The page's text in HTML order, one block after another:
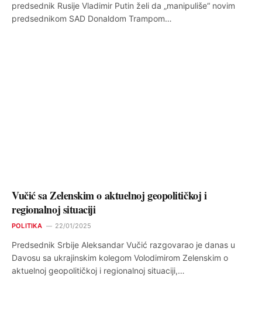
predsednik Rusije Vladimir Putin želi da „manipuliše“ novim
predsednikom SAD Donaldom Trampom…
Vučić sa Zelenskim o aktuelnoj geopolitičkoj i
regionalnoj situaciji
POLITIKA 22/01/2025
Predsednik Srbije Aleksandar Vučić razgovarao je danas u
Davosu sa ukrajinskim kolegom Volodimirom Zelenskim o
aktuelnoj geopolitičkoj i regionalnoj situaciji,…